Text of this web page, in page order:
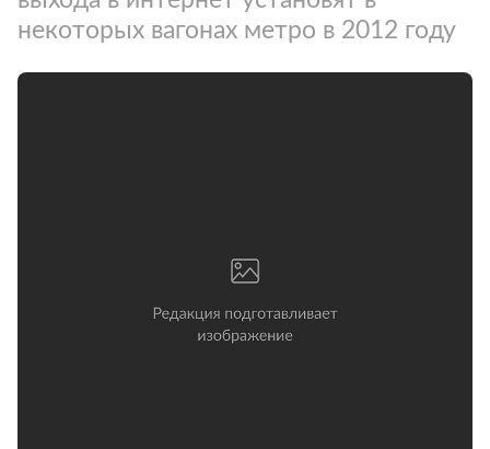
некоторых вагонах метро в 2012 году